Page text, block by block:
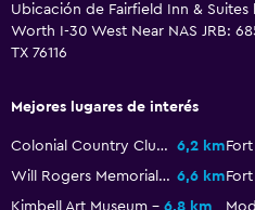
Nevera
Cafetera
Piscina y spa
Bañera de hidromasaje
Piscina (cubierta)
Ubicación de Fairfield Inn &
Worth I-30 West Near NAS JRB:
TX 76116
Mejores lugares de interés
Colonial Country Club-Fort Worth 6,2 km
Will Rogers Memorial Center 6,6 km
Kimbell Art Museum
6,8 km